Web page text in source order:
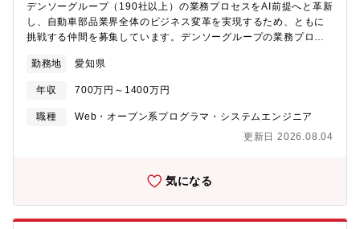
ョン】当事業本部は金融・公共・法人といった様々な顧客に対し
てネットワーク、セキュリティ、クラウド等といったテクノロジ
ーカットでアウトソーシングサービスを提供しています。その中
り、集約効果の大きいインフラレイヤの各サービスを最適な形で
統合することにより、全社戦略の一つである「アセットベースの
の魅力・特徴】・運用保守領域において、コンサル／サービス企
画等の上流工程を経験できる・運用保守の経験を活かしつつ、コ
法人と業界に囚われず課題解決に寄与できる・生成AI等の最先端
技術をITインフラ運用に組み込むことができる【獲得できるスキ
ル・経験】・公共、金融、法人など、様々な業界の顧客にITイン
フラサービスを提供する大規模な運用センタの運営スキル・ネッ
デンソーグループ（190社以上）の業務プロセスをAI前提へと革新
し、自動車部品業界全体のビジネス変革を実現するため、ともに
挑戦する仲間を募集しています。デンソーグループの業務プロセ
技術を活用した社内向けプロダクト／業務支援アプリケーション
の開発を担当いただきます。【具体的には】・生成AI / LLM / AIエ
ージェントを活用した業務支援アプリケーションの開発・テック
リードと連携した機能設計、技術検証、プロトタイプ開発・クラ
連携、社内システムとの連携実装・業務部門からのフィードバッ
ィ、拡張性を意識した開発・将来的にはAIエージェントの活用パ
ターンや開発ノウハウの標準化にも関与■業務のやりがい・デンソ
ーグループ(約16万人)や関係者の業務をAI・データサイエンス活
用することで変革する、その先導を担う全社組織に参画してAI先
勤務地 愛知県
年収 700万円～1400万円
職種
Web・オープン系プログラマ・システムエンジニア
更新日 2026.08.04
気になる